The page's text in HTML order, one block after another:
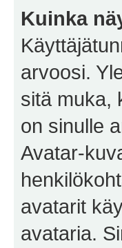
Kuinka
arvoosi.
sitä muka,
on sinulle
Avatar-
avatarit
avataria.